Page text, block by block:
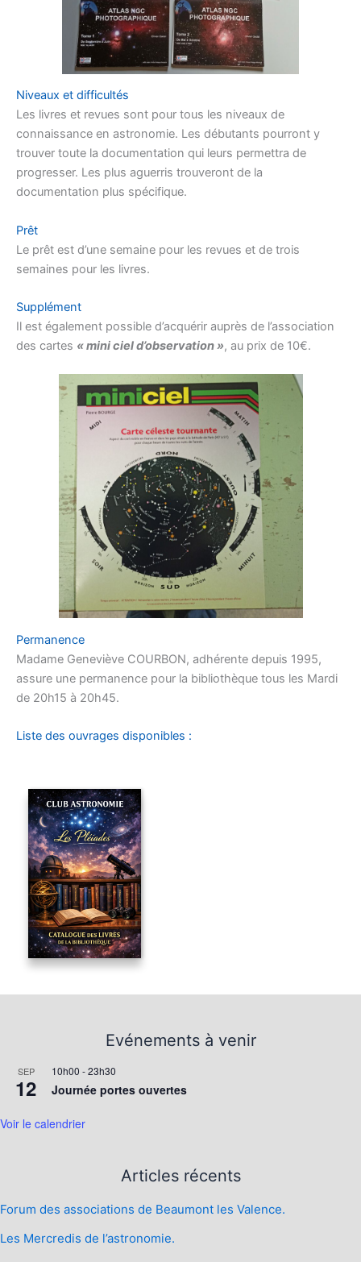
Niveaux et difficultés
Les livres et revues sont pour tous les niveaux de
connaissance en astronomie. Les débutants pourront y
trouver toute la documentation qui leurs permettra de
progresser. Les plus aguerris trouveront de la
documentation plus spécifique.
Prêt
Le prêt est d’une semaine pour les revues et de trois
semaines pour les livres.
Supplément
Il est également possible d’acquérir auprès de l’association
des cartes « mini ciel d’observation », au prix de 10€.
Permanence
Madame Geneviève COURBON, adhérente depuis 1995,
assure une permanence pour la bibliothèque tous les Mardi
de 20h15 à 20h45.
Liste des ouvrages disponibles :
Evénements à venir
SEP
12
10h00 -23h30
Journée portes ouvertes
Voir le calendrier
Articles récents
Forum des associations de Beaumont les Valence.
Les Mercredis de l’astronomie.